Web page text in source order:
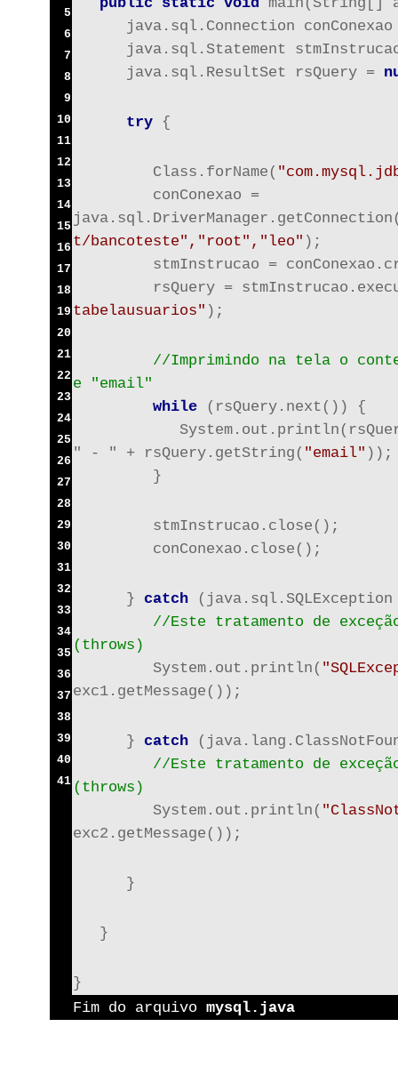
5
6
7
8
9
10
11
12
13
14
15
16
17
18
19
20
21
22
23
24
25
26
27
28
29
30
31
32
33
34
35
36
37
38
39
40
41
java.sql.Connection
java.sql.Statement
java.sql.ResultSet rsQuery =
try {
Class.forName(
conConexao =
t/bancoteste","root","leo" );
stmInstrucao =
rsQuery =
tabelausuarios" );
//Imprimindo na tela o conteúdo
e "email"
while (rsQuery.next()) {
" - " + rsQuery.getString( "email" ));
}
stmInstrucao.close();
conConexao.close();
} catch
//Este tratamento de
(throws)
System.out.println(
exc1.getMessage());
} catch
//Este tratamento de
(throws)
System.out.println(
exc2.getMessage());
}
}
}
Fim do arquivo mysql.java